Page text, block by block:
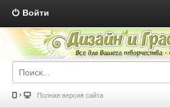
Войти
Полная версия сайта